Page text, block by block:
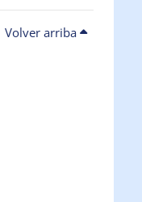
Volver arriba